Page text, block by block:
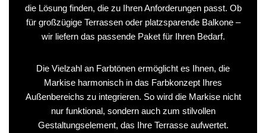
die Lösung finden, die zu Ihren Anforderungen passt. Ob
für großzügige Terrassen oder platzsparende Balkone –
wir liefern das passende Paket für Ihren Bedarf.
Die Vielzahl an Farbtönen ermöglicht es Ihnen, die
Markise harmonisch in das Farbkonzept Ihres
Außenbereichs zu integrieren. So wird die Markise nicht
nur funktional, sondern auch zum stilvollen
Gestaltungselement, das Ihre Terrasse aufwertet.